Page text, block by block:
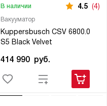
Вакууматор
Kuppersbusch CSV 6800.0
S5 Black Velvet
В наличии 4.5 (4)
414 990 руб.